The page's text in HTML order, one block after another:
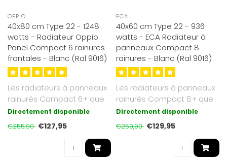
OPPIO
40x80 cm Type 22 - 1248
watts - Radiateur Oppio
Panel Compact 6 rainures
frontales - Blanc (Ral 9016)
Les radiateurs à panneaux
rainurés Compact 6+ que
nous proposons sont d'un
Directement disponible
€255,90 €127,95
ECA
40x60 cm Type 22 - 936
watts - ECA Radiateur à
panneaux Compact 8
rainures - Blanc (Ral 9016)
Les radiateurs à panneaux
rainurés Compact 8+ que
nous proposons sont d'un
Directement disponible
€259,90 €129,95